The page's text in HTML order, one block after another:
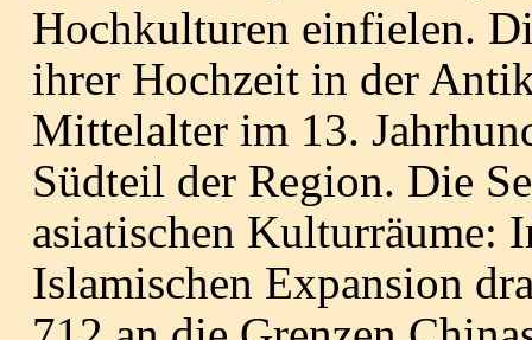
Hochkulturen einfielen.
ihrer Hochzeit in der
Mittelalter im 13.
Südteil der Region. Die
asiatischen Kulturräume:
Islamischen Expansion